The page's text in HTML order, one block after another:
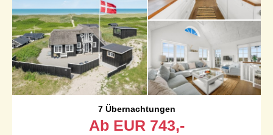
7 Übernachtungen
Ab EUR 743,-